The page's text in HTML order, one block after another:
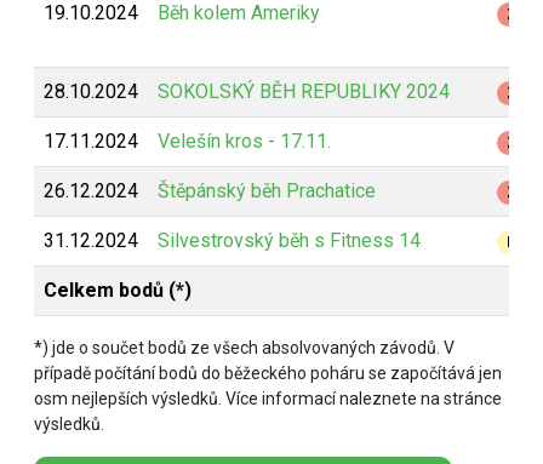
19.10.2024 Běh kolem Ameriky Z
28.10.2024 SOKOLSKÝ BĚH REPUBLIKY 2024 Z
17.11.2024 Velešín kros - 17.11. Z
26.12.2024 Štěpánský běh Prachatice Z
31.12.2024 Silvestrovský běh s Fitness 14
Celkem bodů (*)
*) jde o součet bodů ze všech absolvovaných závodů. V
případě počítání bodů do běžeckého poháru se započítává jen
osm nejlepších výsledků. Více informací naleznete na stránce
výsledků.